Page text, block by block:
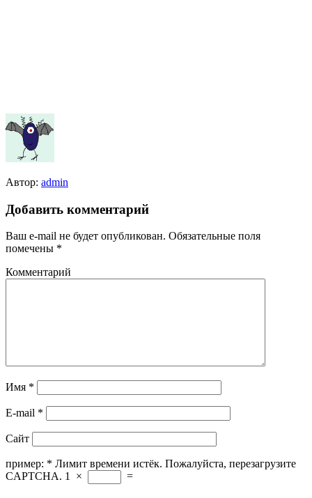
Автор: admin
Добавить комментарий
Ваш e-mail не будет опубликован. Обязательные поля
помечены *
Комментарий
Имя *
E-mail *
Сайт
пример: * Лимит времени истёк. Пожалуйста, перезагрузите
CAPTCHA. 1 × =